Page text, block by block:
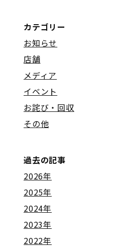
カテゴリー
お知らせ
店舗
メディア
イベント
お詫び・回収
その他
過去の記事
2026年
2025年
2024年
2023年
2022年